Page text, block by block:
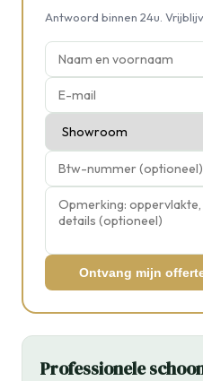
Antwoord binnen 24u.
Ontvang mijn
Professionele